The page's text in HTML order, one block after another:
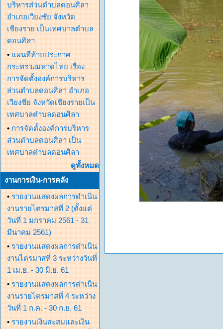
บริหารส่วนตำบลดอนศิลา
อำเภอเวียงชัย จังหวัด
เชียงราย เป็นเทศบาลตำบล
ดอนศิลา
• แผนที่ท้ายประกาศ
กระทรวงมหาดไทย เรื่อง
การจัดตั้งองค์การบริหาร
ส่วนตำบลดอนศิลา อำเภอ
เวียงชีย จังหวัดเชียงรายเป็น
เทศบาลตำบลดอนศิลา
• การจัดตั้งองค์การบริหาร
ส่วนตำบลดอนศิลา เป็น
เทศบาลตำบลดอนศิลา
ดูทั้งหมด
งานการเงิน-การคลัง
• รายงานแสดงผลการดำเนิน
งานรายไตรมาสที่ 2 (ตั้งแต่
วันที่ 1 มกราคม 2561 - 31
มีนาคม 2561)
• รายงานแสดงผลการดำเนิน
งานไตรมาสที่ 3 ระหว่างวันที่
1 เม.ย. - 30 มิ.ย. 61
• รายงานแสดงผลการดำเนิน
งานรายไตรมาสที่ 4 ระหว่าง
วันที่ 1 ก.ค. - 30 ก.ย. 61
• รายงานเงินสะสมและเงิน